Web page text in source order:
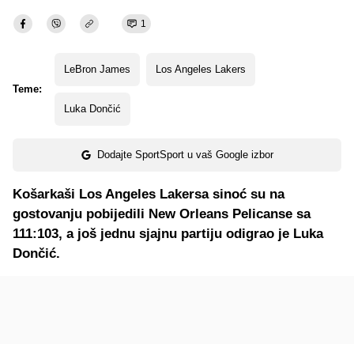
1
Teme:
LeBron James Los Angeles Lakers
Luka Dončić
Dodajte SportSport u vaš Google izbor
Košarkaši Los Angeles Lakersa sinoć su na
gostovanju pobijedili New Orleans Pelicanse sa
111:103, a još jednu sjajnu partiju odigrao je Luka
Dončić.